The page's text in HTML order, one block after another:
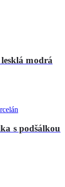
modrá
s podšálkou